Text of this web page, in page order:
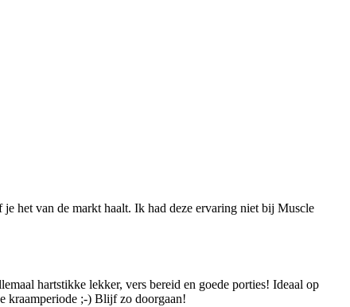
het van de markt haalt. Ik had deze ervaring niet bij Muscle
hartstikke lekker, vers bereid en goede porties! Ideaal op
kraamperiode ;-) Blijf zo doorgaan!